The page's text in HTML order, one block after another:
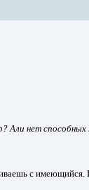
Али нет способных
с имеющийся.